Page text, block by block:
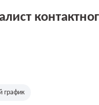
график